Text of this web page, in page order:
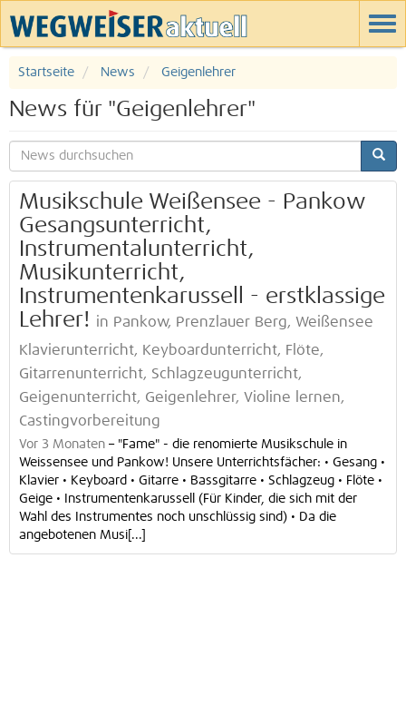
Startseite News Geigenlehrer
News für "Geigenlehrer"
Musikschule Weißensee - Pankow
Gesangsunterricht,
Instrumentalunterricht,
Musikunterricht,
Instrumentenkarussell - erstklassige
Lehrer! in Pankow, Prenzlauer Berg, Weißensee
Klavierunterricht, Keyboardunterricht, Flöte,
Gitarrenunterricht, Schlagzeugunterricht,
Geigenunterricht, Geigenlehrer, Violine lernen,
Castingvorbereitung
Vor 3 Monaten – "Fame" - die renomierte Musikschule in
Weissensee und Pankow! Unsere Unterrichtsfächer: • Gesang •
Klavier • Keyboard • Gitarre • Bassgitarre • Schlagzeug • Flöte •
Geige • Instrumentenkarussell (Für Kinder, die sich mit der
Wahl des Instrumentes noch unschlüssig sind) • Da die
angebotenen Musi[...]